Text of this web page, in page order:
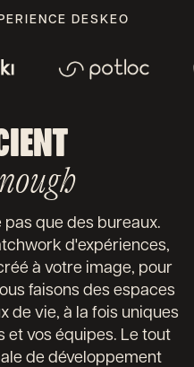
DESKEO
pas que des bureaux.
d'expériences,
à votre image, pour
faisons des espaces
de vie, à la fois uniques
et vos équipes. Le tout
de développement